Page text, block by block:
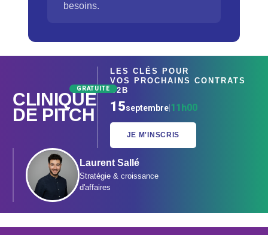
besoins.
CLINIQUE
DE PITCH
GRATUITE
LES CLÉS POUR
VOS PROCHAINS CONTRATS
B2B
15septembre| 11h00
JE M'INSCRIS
Laurent Sallé
Stratégie & croissance
d'affaires